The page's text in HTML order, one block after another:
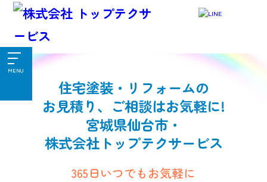
MENU
住宅塗装・リフォームの
お見積り、ご相談はお気軽に!
宮城県仙台市・
株式会社トップテクサービス
365日いつでもお気軽に